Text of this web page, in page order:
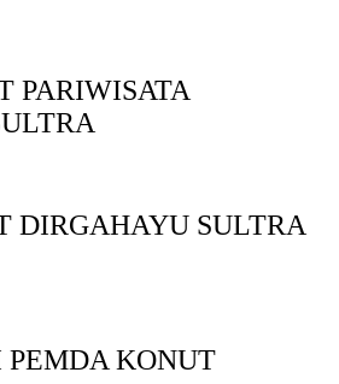
PARIWISATA
DIRGAHAYU SULTRA
KONUT